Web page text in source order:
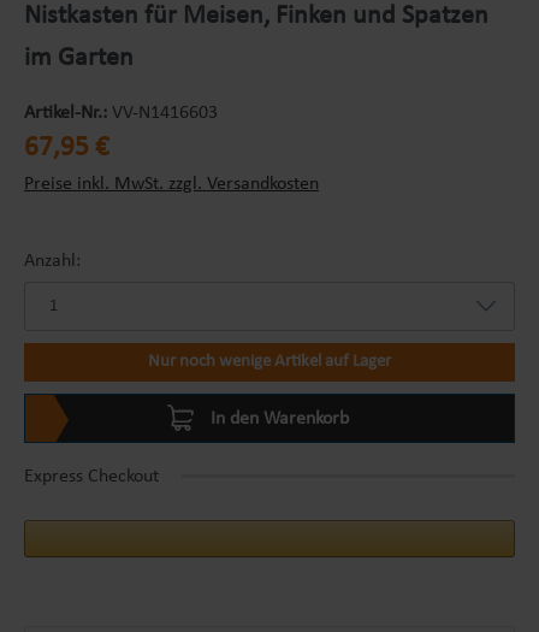
Nistkasten für Meisen, Finken und Spatzen
im Garten
Artikel-Nr.: VV-N1416603
Regulärer Preis:
67,95 €
Preise inkl. MwSt. zzgl. Versandkosten
Anzahl:
Nur noch wenige Artikel auf Lager
In den Warenkorb
Express Checkout